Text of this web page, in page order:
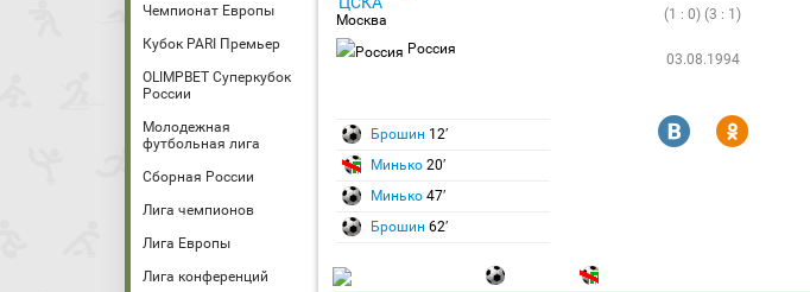
Чемпионат Европы
Кубок PARI Премьер
OLIMPBET Суперкубок
России
Молодежная
футбольная лига
Сборная России
Лига чемпионов
Лига Европы
Лига конференций
Москва
Россия
(1 : 0) (3 : 1)
03.08.1994
Брошин 12′
Минько 20′
Минько 47′
Брошин 62′
R Y